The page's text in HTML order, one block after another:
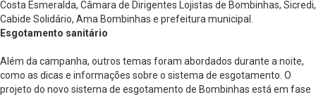
Costa Esmeralda, Câmara de Dirigentes Lojistas de Bombinhas, Sicredi,
Cabide Solidário, Ama Bombinhas e prefeitura municipal.
Esgotamento sanitário
Além da campanha, outros temas foram abordados durante a noite,
como as dicas e informações sobre o sistema de esgotamento. O
projeto do novo sistema de esgotamento de Bombinhas está em fase